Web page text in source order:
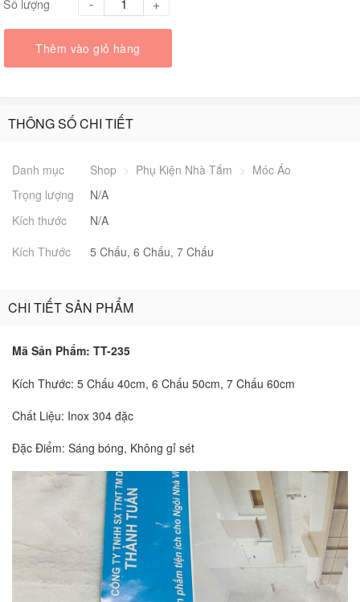
Số lượng
Thêm vào giỏ hàng
THÔNG SỐ CHI TIẾT
Danh mục Shop > Phụ Kiện Nhà Tắm > Móc Áo
Trọng lượng
N/A
Kích thước
N/A
Kích Thước
5 Chấu, 6 Chấu, 7 Chấu
CHI TIẾT SẢN PHẨM
Mã Sản Phẩm: TT-235
Kích Thước: 5 Chấu 40cm, 6 Chấu 50cm, 7 Chấu 60cm
Chất Liệu: Inox 304 đặc
Đặc Điểm: Sáng bóng, Không gỉ sét